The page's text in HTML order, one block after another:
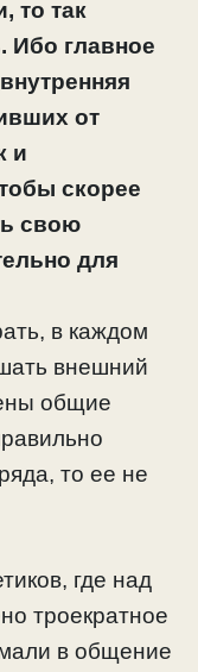
то так
Ибо главное
от
и
скорее
свою
для
в каждом
внешний
общие
то ее не
где над
троекратное
в общение